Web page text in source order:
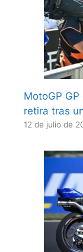
MotoGP
retira tras
12 de julio de